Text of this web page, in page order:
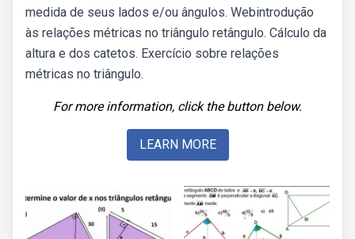
medida de seus lados e/ou ângulos. Webintrodução
às relações métricas no triângulo retângulo. Cálculo da
altura e dos catetos. Exercício sobre relações
métricas no triângulo.
For more information, click the button below.
LEARN MORE